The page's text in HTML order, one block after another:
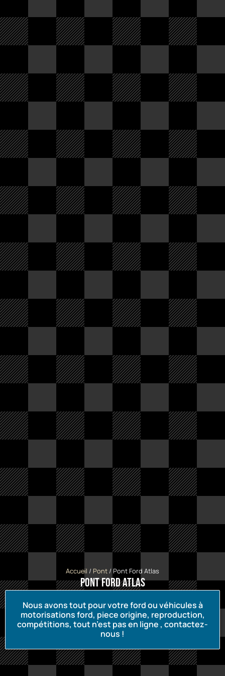
Accueil / Pont / Pont Ford Atlas
Pont Ford Atlas
Nous avons tout pour votre ford ou véhicules à
motorisations ford, piece origine, reproduction,
compétitions, tout n’est pas en ligne , contactez-
nous !